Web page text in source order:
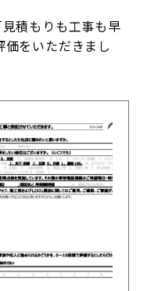
積もりも工事も早
をいただきまし